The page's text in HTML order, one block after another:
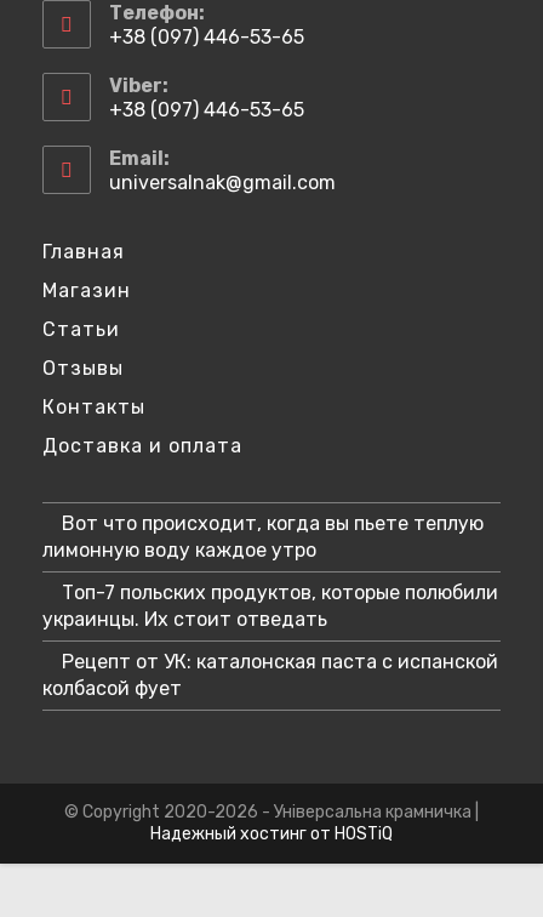
Телефон:
+38 (097) 446-53-65
в
вашем
Viber:
+38 (097) 446-53-65
в
вашем
Email:
universalnak@gmail.com
Главная
Магазин
Статьи
Отзывы
Контакты
Доставка и оплата
Вот что происходит, когда вы пьете теплую
лимонную воду каждое утро
Топ-7 польских продуктов, которые полюбили
украинцы. Их стоит отведать
Рецепт от УК: каталонская паста с испанской
колбасой фует
© Copyright 2020-2026 - Універсальна крамничка |
Надежный хостинг от HOSTiQ